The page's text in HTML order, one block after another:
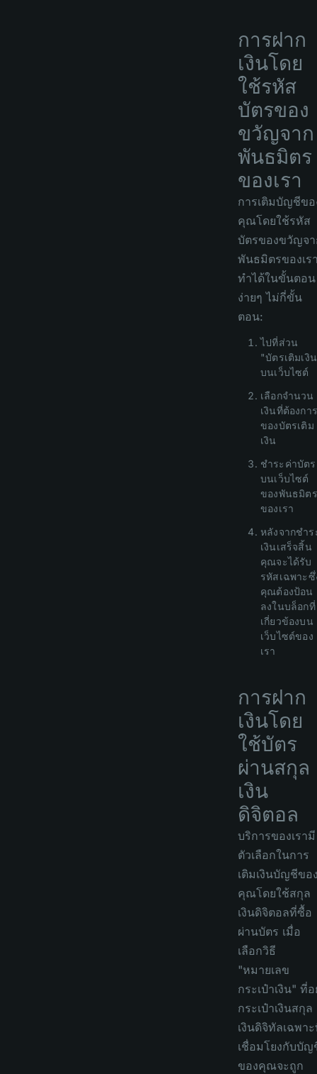
การฝาก
เงินโดย
ใช้รหัส
บัตรของ
ขวัญจาก
พันธมิตร
ของเรา
การเติมบัญชีขอ
คุณโดยใช้รหัส
บัตรของขวัญจ
พันธมิตรของเร
ทำได้ในขั้นตอน
ง่ายๆ ไม่กี่ขั้น
ตอน:
ไปที่ส่วน
"บัตรเติมเงิ
บนเว็บไซต์
เลือกจำนวน
เงินที่ต้องการ
ของบัตรเติม
เงิน
ชำระค่าบัตร
บนเว็บไซต์
ของพันธมิตร
ของเรา
หลังจากชำร
เงินเสร็จสิ้น
คุณจะได้รับ
รหัสเฉพาะซึ่
คุณต้องป้อน
ลงในบล็อกที่
เกี่ยวข้องบน
เว็บไซต์ของ
เรา
การฝาก
เงินโดย
ใช้บัตร
ผ่านสกุล
เงิน
ดิจิตอล
บริการของเรามี
ตัวเลือกในการ
เติมเงินบัญชีขอ
คุณโดยใช้สกุล
เงินดิจิตอลที่ซื้อ
ผ่านบัตร เมื่อ
เลือกวิธี
"หมายเลข
กระเป๋าเงิน" ที่
กระเป๋าเงินสกุล
เงินดิจิทัลเฉพา
เชื่อมโยงกับบัญ
ของคุณจะถูก